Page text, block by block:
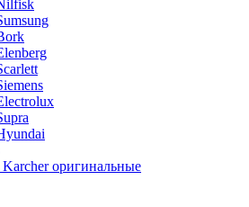
оригинальные